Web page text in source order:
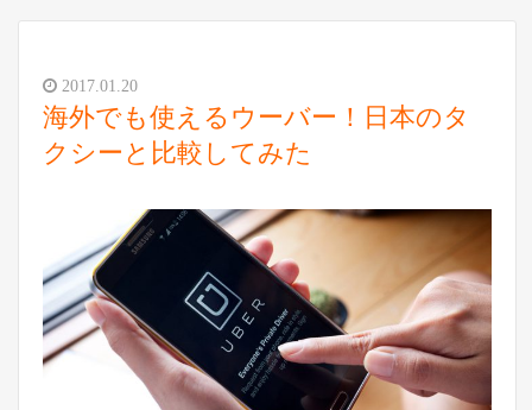
2017.01.20
海外でも使えるウーバー！日本のタ
クシーと比較してみた